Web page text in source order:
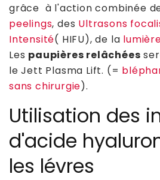
grâce à l'action combinée
peelings, des Ultrasons
Intensité( HIFU), de la
Les paupières relâchées
le Jett Plasma Lift. (=
sans chirurgie).
Utilisation des
d'acide
les lévres